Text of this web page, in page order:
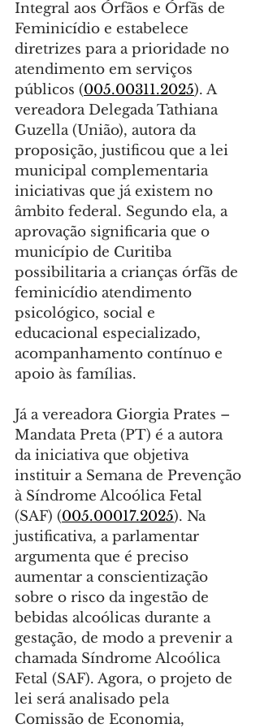
Integral aos Órfãos e Órfãs de
Feminicídio e estabelece
diretrizes para a prioridade no
atendimento em serviços
públicos (005.00311.2025). A
vereadora Delegada Tathiana
Guzella (União), autora da
proposição, justificou que a lei
municipal complementaria
iniciativas que já existem no
âmbito federal. Segundo ela, a
aprovação significaria que o
município de Curitiba
possibilitaria a crianças órfãs de
feminicídio atendimento
psicológico, social e
educacional especializado,
acompanhamento contínuo e
apoio às famílias.
Já a vereadora Giorgia Prates –
Mandata Preta (PT) é a autora
da iniciativa que objetiva
instituir a Semana de Prevenção
à Síndrome Alcoólica Fetal
(SAF) (005.00017.2025). Na
justificativa, a parlamentar
argumenta que é preciso
aumentar a conscientização
sobre o risco da ingestão de
bebidas alcoólicas durante a
gestação, de modo a prevenir a
chamada Síndrome Alcoólica
Fetal (SAF). Agora, o projeto de
lei será analisado pela
Comissão de Economia,